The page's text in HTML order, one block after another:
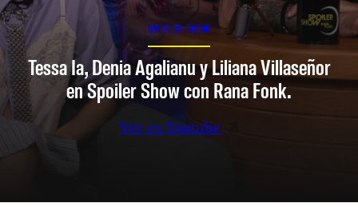
SPOILER SHOW
Tessa Ia, Denia Agalianu y Liliana Villaseñor
en Spoiler Show con Rana Fonk.
Ver en Youtube